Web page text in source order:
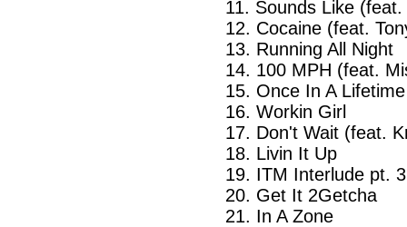
11. Sounds Like
12. Cocaine (feat.
13. Running All Night
14. 100 MPH (feat.
15. Once In A Lifetime
16. Workin Girl
17. Don't Wait (feat.
18. Livin It Up
19. ITM Interlude pt. 3
20. Get It 2Getcha
21. In A Zone